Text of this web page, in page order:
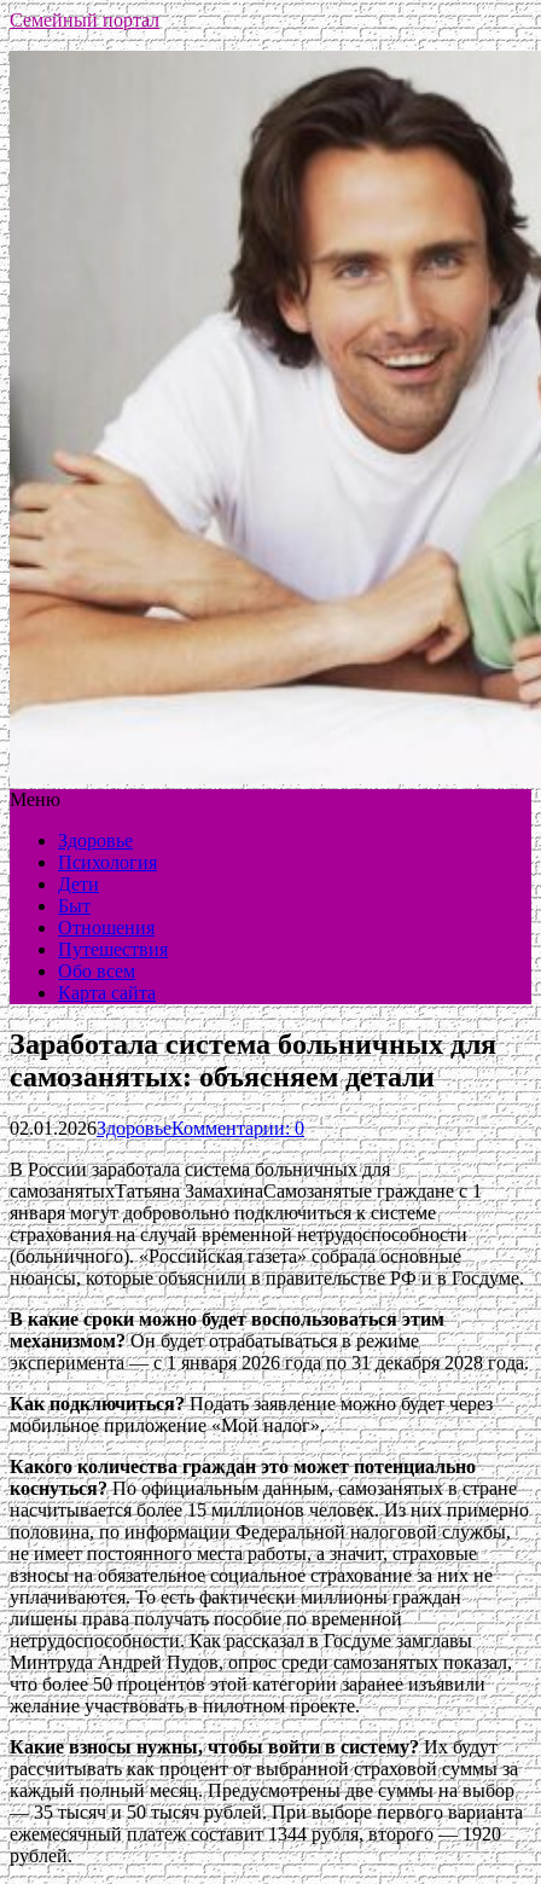
Семейный портал
Меню
Здоровье
Психология
Дети
Быт
Отношения
Путешествия
Обо всем
Карта сайта
Заработала система больничных для
самозанятых: объясняем детали
02.01.2026ЗдоровьеКомментарии: 0
В России заработала система больничных для
самозанятыхТатьяна ЗамахинаСамозанятые граждане с 1
января могут добровольно подключиться к системе
страхования на случай временной нетрудоспособности
(больничного). «Российская газета» собрала основные
нюансы, которые объяснили в правительстве РФ и в Госдуме.
В какие сроки можно будет воспользоваться этим
механизмом?Он будет отрабатываться в режиме
эксперимента — с 1 января 2026 года по 31 декабря 2028 года.
Как подключиться?Подать заявление можно будет через
мобильное приложение «Мой налог».
Какого количества граждан это может потенциально
коснуться?По официальным данным, самозанятых в стране
насчитывается более 15 миллионов человек. Из них примерно
половина, по информации Федеральной налоговой службы,
не имеет постоянного места работы, а значит, страховые
взносы на обязательное социальное страхование за них не
уплачиваются. То есть фактически миллионы граждан
лишены права получать пособие по временной
нетрудоспособности. Как рассказал в Госдуме замглавы
Минтруда Андрей Пудов, опрос среди самозанятых показал,
что более 50 процентов этой категории заранее изъявили
желание участвовать в пилотном проекте.
Какие взносы нужны, чтобы войти в систему?Их будут
рассчитывать как процент от выбранной страховой суммы за
каждый полный месяц. Предусмотрены две суммы на выбор
— 35 тысяч и 50 тысяч рублей. При выборе первого варианта
ежемесячный платеж составит 1344 рубля, второго — 1920
рублей.